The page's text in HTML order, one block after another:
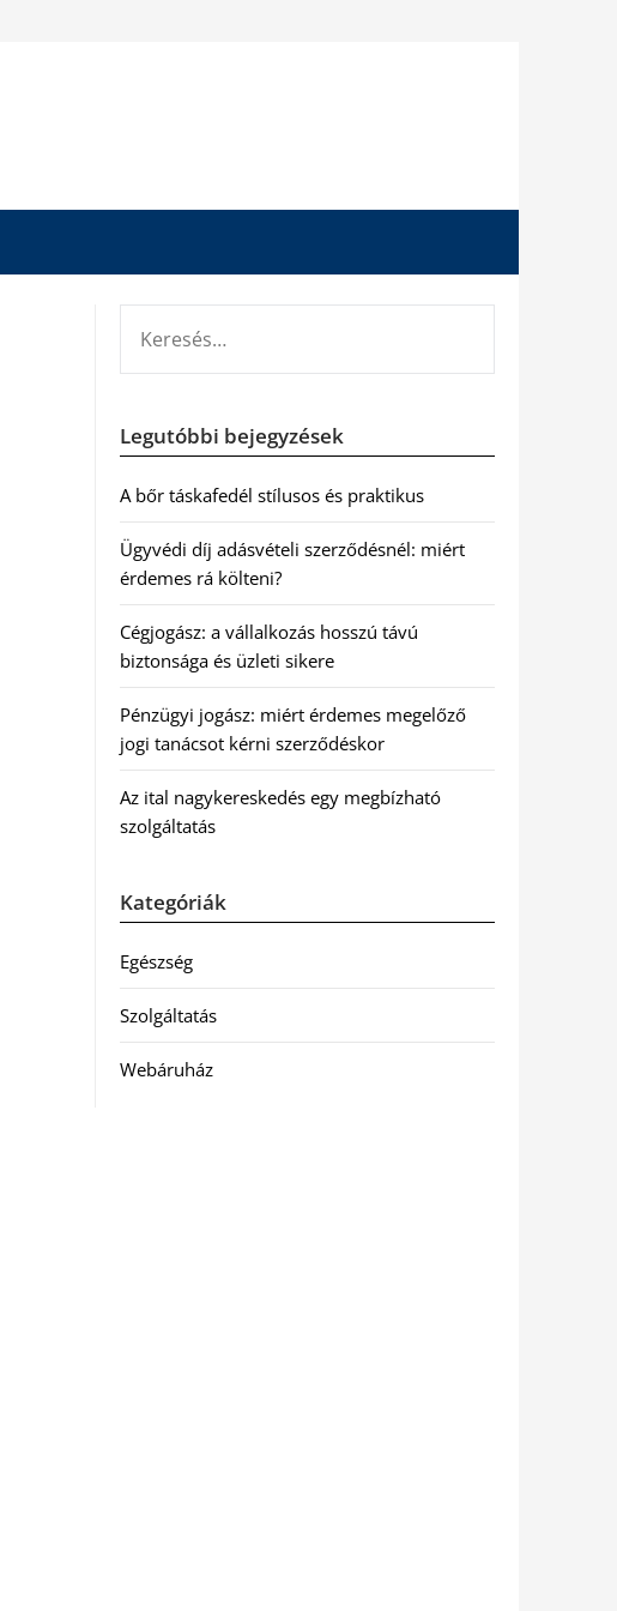
Legutóbbi bejegyzések
A bőr táskafedél stílusos és praktikus
Ügyvédi díj adásvételi szerződésnél: miért
érdemes rá költeni?
Cégjogász: a vállalkozás hosszú távú
biztonsága és üzleti sikere
Pénzügyi jogász: miért érdemes megelőző
jogi tanácsot kérni szerződéskor
Az ital nagykereskedés egy megbízható
szolgáltatás
Kategóriák
Egészség
Szolgáltatás
Webáruház